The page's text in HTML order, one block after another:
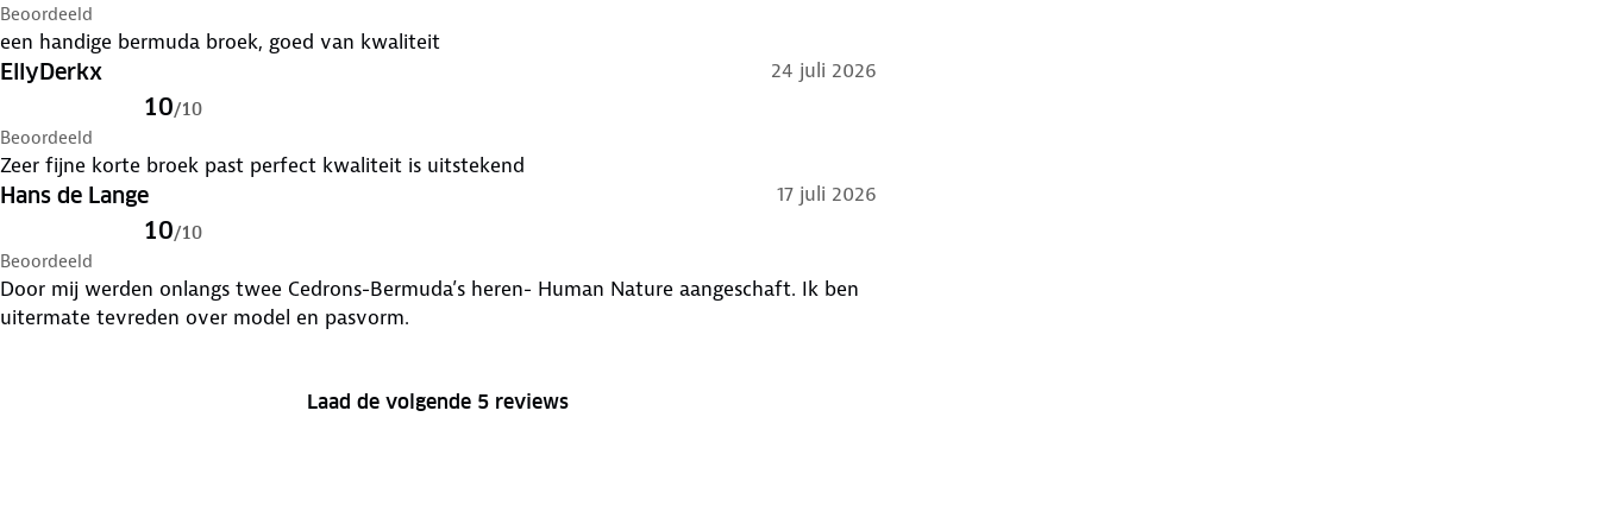
Beoordeeld
een handige bermuda broek, goed van kwaliteit
EllyDerkx 24 juli 2026
10/10
Beoordeeld
Zeer fijne korte broek past perfect kwaliteit is uitstekend
Hans de Lange 17 juli 2026
10/10
Beoordeeld
Door mij werden onlangs twee Cedrons-Bermuda’s heren- Human Nature aangeschaft. Ik ben
uitermate tevreden over model en pasvorm.
Laad de volgende 5 reviews